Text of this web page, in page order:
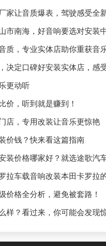
家让音质爆表，驾驶感受全
市南海，好音响要选对安装
质，专业实体店助你重获音
决定口碑好安装实体店，感
更动听
价，听到就是赚到！
店，专用改装让音乐更惊艳
价钱？快来看这篇指南
装价格哪家好？就选途歌汽
拉车载音响改装本田卡罗拉
价格全分析，避免被套路！
样？看过来，你可能会发现